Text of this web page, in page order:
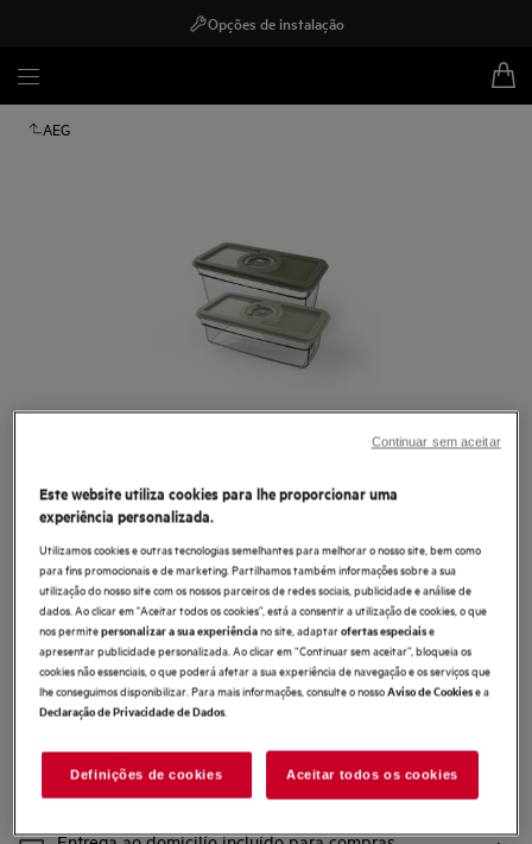
Opções de instalação
AEG
AVFB1
Recipientes herméticos para selado
a vácuo
1 (2)
Compre diretamente à AEG e obtenha*
Este website utiliza cookies para lhe proporcionar uma
experiência personalizada.
Utilizamos cookies e outras tecnologias semelhantes para melhorar o nosso site, bem como
para fins promocionais e de marketing. Partilhamos também informações sobre a sua
utilização do nosso site com os nossos parceiros de redes sociais, publicidade e análise de
dados. Ao clicar em "Aceitar todos os cookies”, está a consentir a utilização de cookies, o que
nos permitepersonalizar a sua experiênciano site, adaptarofertas especiaise
apresentar publicidade personalizada. Ao clicar em “Continuar sem aceitar”, bloqueia os
cookies não essenciais, o que poderá afetar a sua experiência de navegação e os serviços que
lhe conseguimos disponibilizar. Para mais informações, consulte o nossoAviso de Cookiese a
Declaração de Privacidade de Dados.
Definições de cookies Aceitar todos os cookies
Continuar sem aceitar